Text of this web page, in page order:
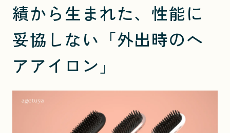
績から生まれた、性能に
妥協しない「外出時のヘ
アアイロン」